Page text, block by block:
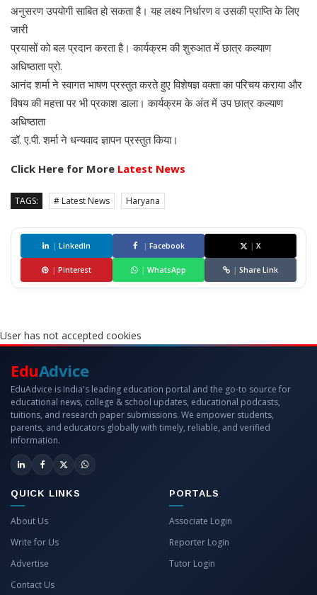
अनुसरण उपयोगी साबित हो सकता है। यह लक्ष्य निर्धारण व उसकी प्राप्ति के लिए
जारी
प्रयासों को बल प्रदान करता है। कार्यक्रम की शुरुआत में छात्र कल्याण
अधिष्ठाता प्रो.
आनंद शर्मा ने स्वागत भाषण प्रस्तुत करते हुए विशेषज्ञ वक्ता का परिचय कराया और
विषय की महत्ता पर भी प्रकाश डाला। कार्यक्रम के अंत में उप छात्र कल्याण
अधिष्ठाता
डॉ. ए.पी. शर्मा ने धन्यवाद ज्ञापन प्रस्तुत किया।
Click Here for More Latest News
TAGS: # Latest News Haryana
| LinkedIn | Facebook | X
| Pinterest | WhatsApp | Share Link
User has not accepted cookies
EduAdvice
EduAdvice is India's leading education portal and the go-to source for
educational news, college & school updates, educational podcasts,
tuitions, and research paper submissions. We empower students,
parents, and educators globally with timely, reliable, and verified
information.
QUICK LINKS
About Us
Write for Us
Advertise
Contact Us
PORTALS
Associate Login
Reporter Login
Tutor Login